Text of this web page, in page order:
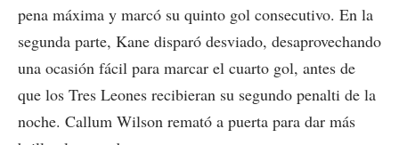
pena máxima y marcó su quinto gol consecutivo. En la
segunda parte, Kane disparó desviado, desaprovechando
una ocasión fácil para marcar el cuarto gol, antes de
que los Tres Leones recibieran su segundo penalti de la
noche. Callum Wilson remató a puerta para dar más